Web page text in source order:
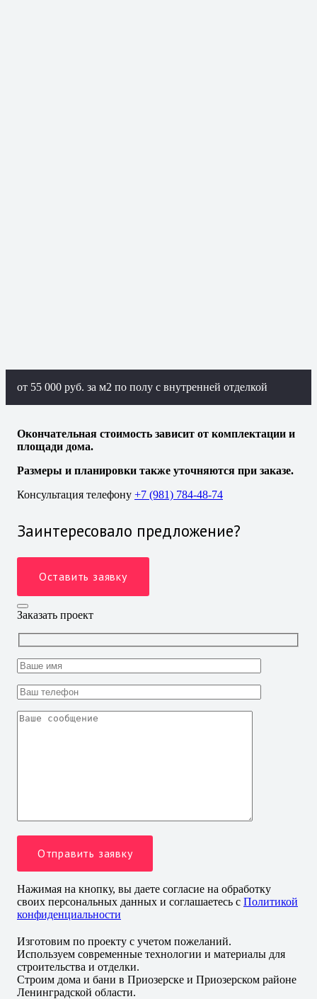
от 55 000 руб. за м2 по полу с внутренней отделкой
Окончательная стоимость зависит от комплектации и
площади дома.
Размеры и планировки также уточняются при заказе.
Консультация телефону +7 (981) 784-48-74
Заинтересовало предложение?
Оставить заявку
Заказать проект
Нажимая на кнопку, вы даете согласие на обработку
своих персональных данных и соглашаетесь с Политикой
конфиденциальности
Изготовим по проекту с учетом пожеланий.
Используем современные технологии и материалы для
строительства и отделки.
Строим дома и бани в Приозерске и Приозерском районе
Ленинградской области.